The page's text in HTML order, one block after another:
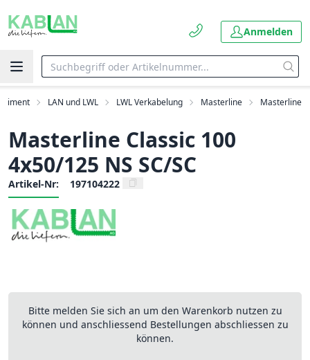
Anmelden
LAN und LWL LWL Verkabelung Masterline Masterline
Masterline Classic 100
4x50/125 NS SC/SC
Artikel-Nr: 197104222
Bitte melden Sie sich an um den Warenkorb nutzen zu
können und anschliessend Bestellungen abschliessen zu
können.